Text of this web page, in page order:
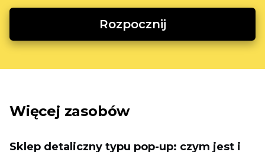
Rozpocznij
Więcej zasobów
Sklep detaliczny typu pop-up: czym jest i